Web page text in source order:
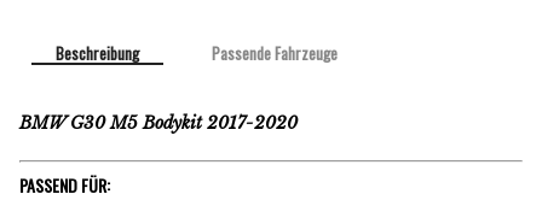
Beschreibung Passende Fahrzeuge
BMW G30 M5 Bodykit 2017-2020
PASSEND FÜR: